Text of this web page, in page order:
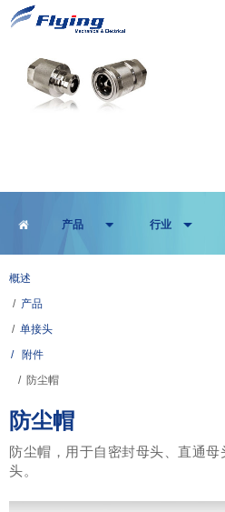
产品 行业
概述
/ 产品
/单接头
/
附件
/ 防尘帽
防尘帽
防尘帽，用于自密封母头、直通
头。